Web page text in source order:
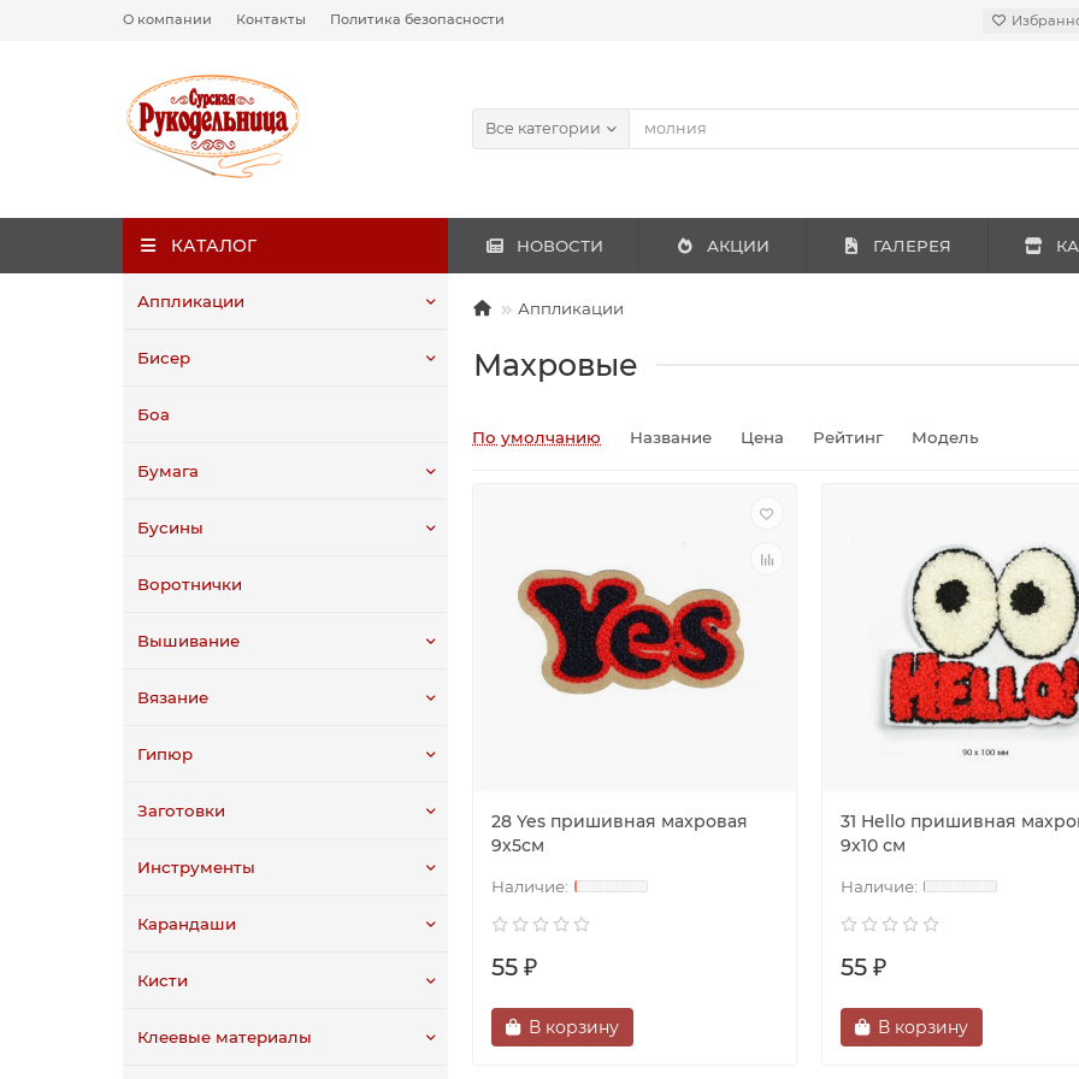
О компании Контакты Политика безопасности
Все категории
КАТАЛОГ
Аппликации
Бисер
Боа
Бумага
Бусины
Воротнички
Вышивание
Вязание
Гипюр
Заготовки
Инструменты
Карандаши
Кисти
Клеевые материалы
НОВОСТИ АКЦИИ ГАЛЕРЕЯ
Аппликации
Махровые
По умолчанию Название Цена Рейтинг Модель
28 Yes пришивная махровая
9х5см
55 ₽
В корзину
31 Hello пришивная
9х10 см
55 ₽
В корзину